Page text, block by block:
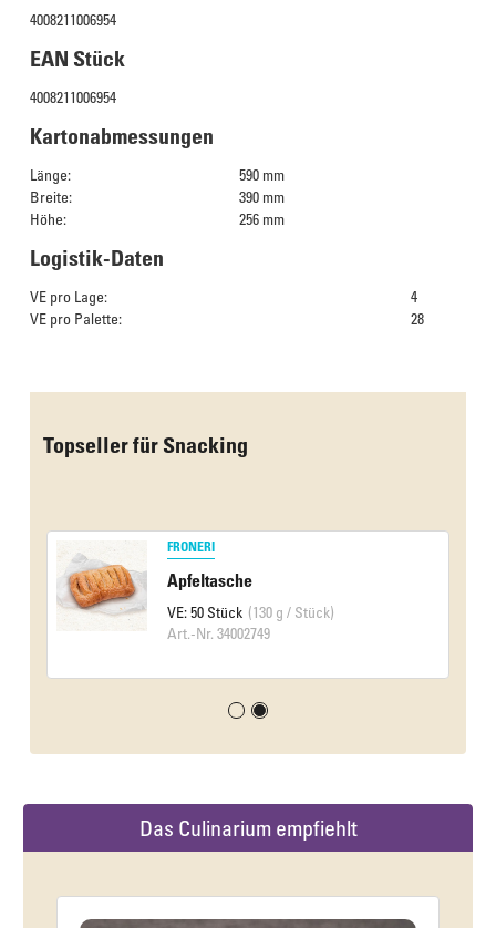
4008211006954
EAN Stück
4008211006954
Kartonabmessungen
Länge:
590 mm
Breite:
390 mm
Höhe:
256 mm
Logistik-Daten
VE pro Lage:
4
VE pro Palette:
28
Topseller für Snacking
FRONERI
Apfeltasche
VE: 50 Stück (130 g / Stück)
Art.-Nr. 34002749
Das Culinarium empfiehlt